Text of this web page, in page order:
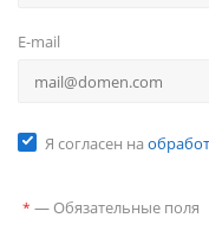
E-mail
Я согласен на
* — Обязательные поля